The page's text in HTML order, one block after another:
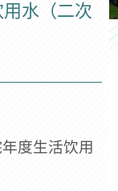
水（二次
度生活饮用